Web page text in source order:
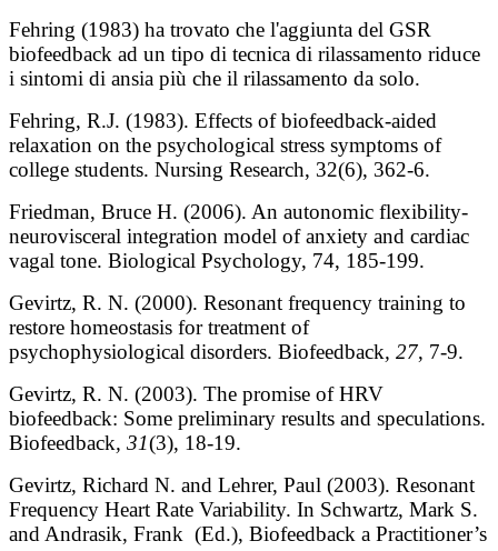
Fehring (1983) ha trovato che l'aggiunta del GSR
biofeedback ad un tipo di tecnica di rilassamento riduce
i sintomi di ansia più che il rilassamento da solo.
Fehring, R.J. (1983). Effects of biofeedback-aided
relaxation on the psychological stress symptoms of
college students. Nursing Research, 32(6), 362-6.
Friedman, Bruce H. (2006). An autonomic flexibility-
neurovisceral integration model of anxiety and cardiac
vagal tone. Biological Psychology, 74, 185-199.
Gevirtz, R. N. (2000). Resonant frequency training to
restore homeostasis for treatment of
psychophysiological disorders. Biofeedback, 27, 7-9.
Gevirtz, R. N. (2003). The promise of HRV
biofeedback: Some preliminary results and speculations.
Biofeedback, 31(3), 18-19.
Gevirtz, Richard N. and Lehrer, Paul (2003). Resonant
Frequency Heart Rate Variability. In Schwartz, Mark S.
and Andrasik, Frank (Ed.), Biofeedback a Practitioner’s